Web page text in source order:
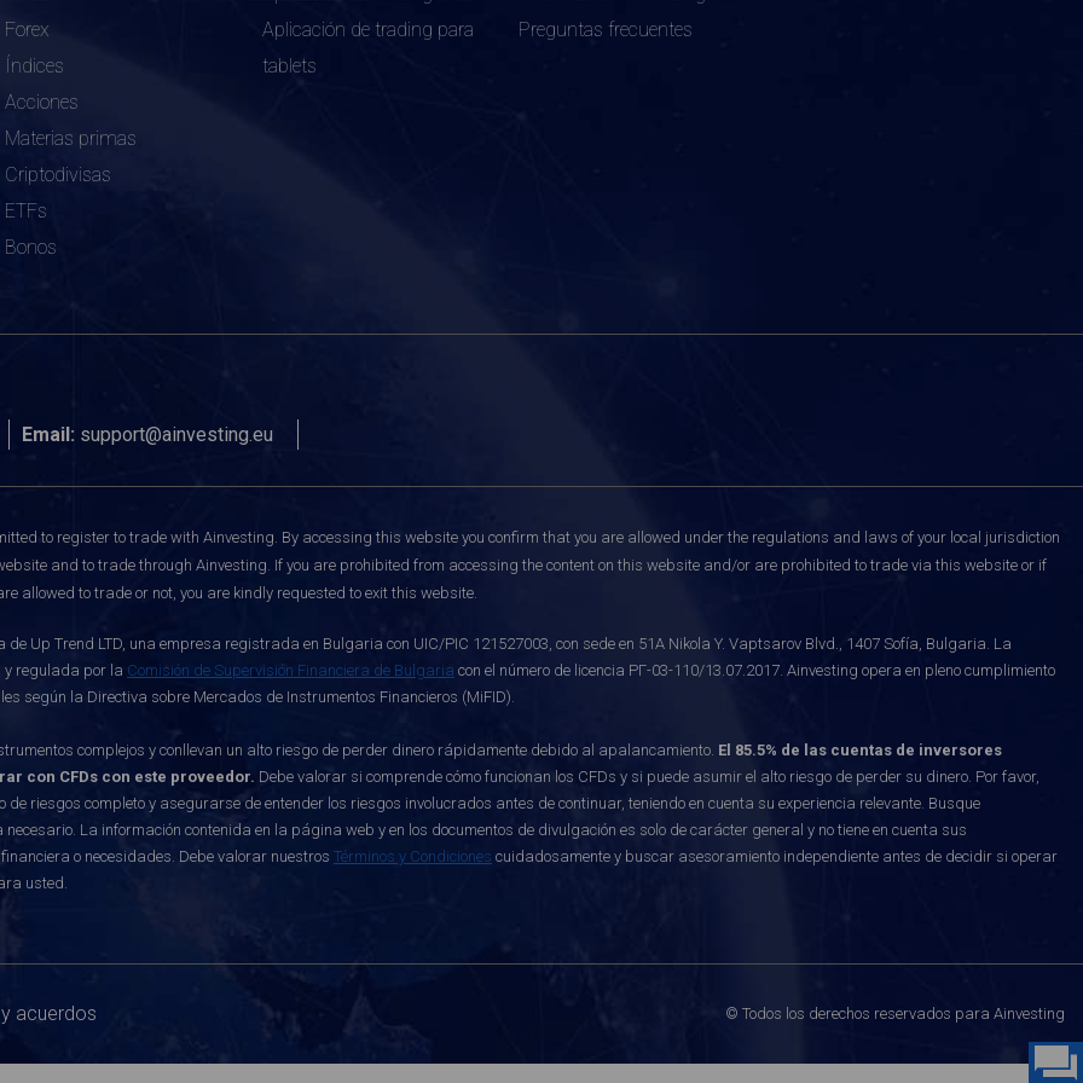
Forex
Índices
Acciones
Materias primas
Criptodivisas
ETFs
Bonos
Aplicación de trading para
tablets
Preguntas frecuentes
Email: support@ainvesting.eu
to register to trade with Ainvesting. By accessing this website you confirm that you are allowed under the regulations and laws of your local jurisdiction
and to trade through Ainvesting. If you are prohibited from accessing the content on this website and/or are prohibited to trade via this website or if
allowed to trade or not, you are kindly requested to exit this website.
Up Trend LTD, una empresa registrada en Bulgaria con UIC/PIC 121527003, con sede en 51A Nikola Y. Vaptsarov Blvd., 1407 Sofía, Bulgaria. La
regulada por la Comisión de Supervisión Financiera de Bulgaria con el número de licencia РГ-03-110/13.07.2017. Ainvesting opera en pleno cumplimiento
según la Directiva sobre Mercados de Instrumentos Financieros (MiFID).
complejos y conllevan un alto riesgo de perder dinero rápidamente debido al apalancamiento. El 85.5% de las cuentas de inversores
con CFDs con este proveedor. Debe valorar si comprende cómo funcionan los CFDs y si puede asumir el alto riesgo de perder su dinero. Por favor,
riesgos completo y asegurarse de entender los riesgos involucrados antes de continuar, teniendo en cuenta su experiencia relevante. Busque
La información contenida en la página web y en los documentos de divulgación es solo de carácter general y no tiene en cuenta sus
o necesidades. Debe valorar nuestros Términos y Condiciones cuidadosamente y buscar asesoramiento independiente antes de decidir si operar
usted.
acuerdos © Todos los derechos reservados para Ainvesting